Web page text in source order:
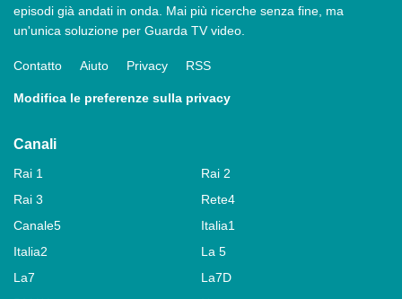
episodi già andati in onda. Mai più ricerche senza fine, ma
un'unica soluzione per Guarda TV video.
Contatto Aiuto Privacy RSS
Modifica le preferenze sulla privacy
Canali
Rai 1
Rai 2
Rai 3
Rete4
Canale5
Italia1
Italia2
La 5
La7
La7D